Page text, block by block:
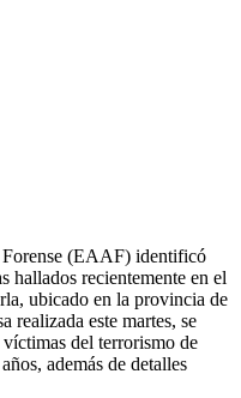
(EAAF) identificó
hallados recientemente en el
ubicado en la provincia de
realizada este martes, se
del terrorismo de
además de detalles